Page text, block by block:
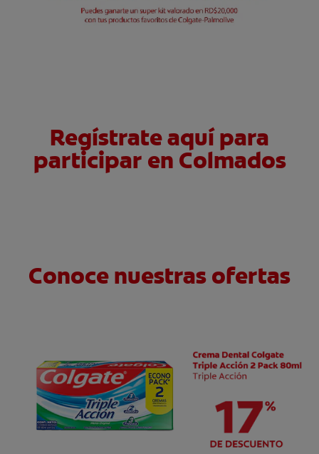
Regístrate aquí para
participar en Colmados
Conoce nuestras ofertas